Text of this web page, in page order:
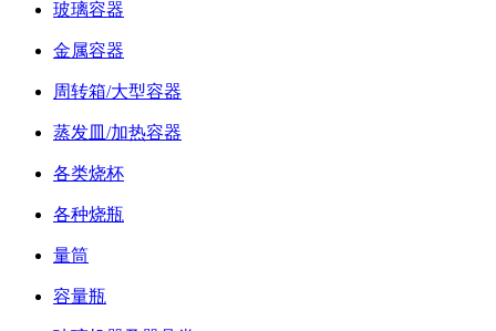
玻璃容器
金属容器
周转箱/大型容器
蒸发皿/加热容器
各类烧杯
各种烧瓶
量筒
容量瓶